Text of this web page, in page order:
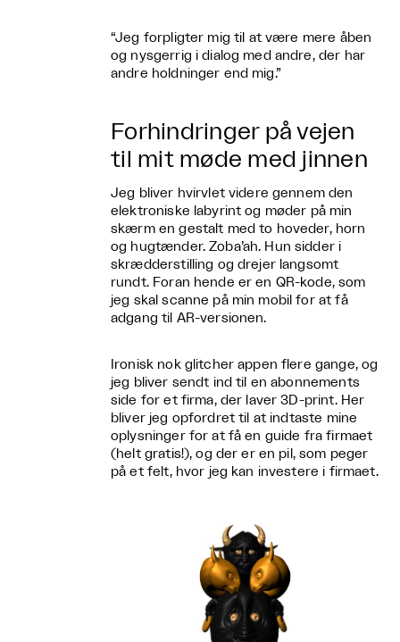
“Jeg forpligter mig til at være mere åben
og nysgerrig i dialog med andre, der har
andre holdninger end mig.”
Forhindringer på vejen
til mit møde med jinnen
Jeg bliver hvirvlet videre gennem den
elektroniske labyrint og møder på min
skærm en gestalt med to hoveder, horn
og hugtænder. Zoba’ah. Hun sidder i
skrædderstilling og drejer langsomt
rundt. Foran hende er en QR-kode, som
jeg skal scanne på min mobil for at få
adgang til AR-versionen.
Ironisk nok glitcher appen flere gange, og
jeg bliver sendt ind til en abonnements
side for et firma, der laver 3D-print. Her
bliver jeg opfordret til at indtaste mine
oplysninger for at få en guide fra firmaet
(helt gratis!), og der er en pil, som peger
på et felt, hvor jeg kan investere i firmaet.